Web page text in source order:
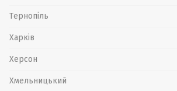
Тернопіль
Харків
Херсон
Хмельницький